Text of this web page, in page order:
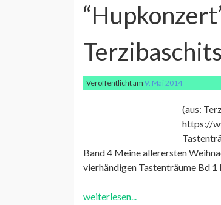
Veröffentlicht am 9. Mai 2014
(aus:
https://
Band 4 Meine allerersten
vierhändigen Tastenträume Bd
weiterlesen...